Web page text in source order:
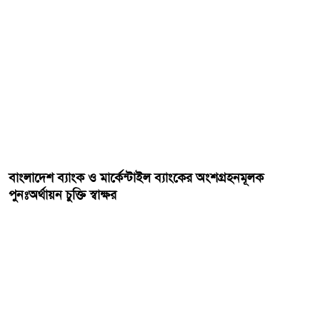
বাংলাদেশ ব্যাংক ও মার্কেন্টাইল ব্যাংকের অংশগ্রহনমূলক
পুনঃঅর্থায়ন চুক্তি স্বাক্ষর